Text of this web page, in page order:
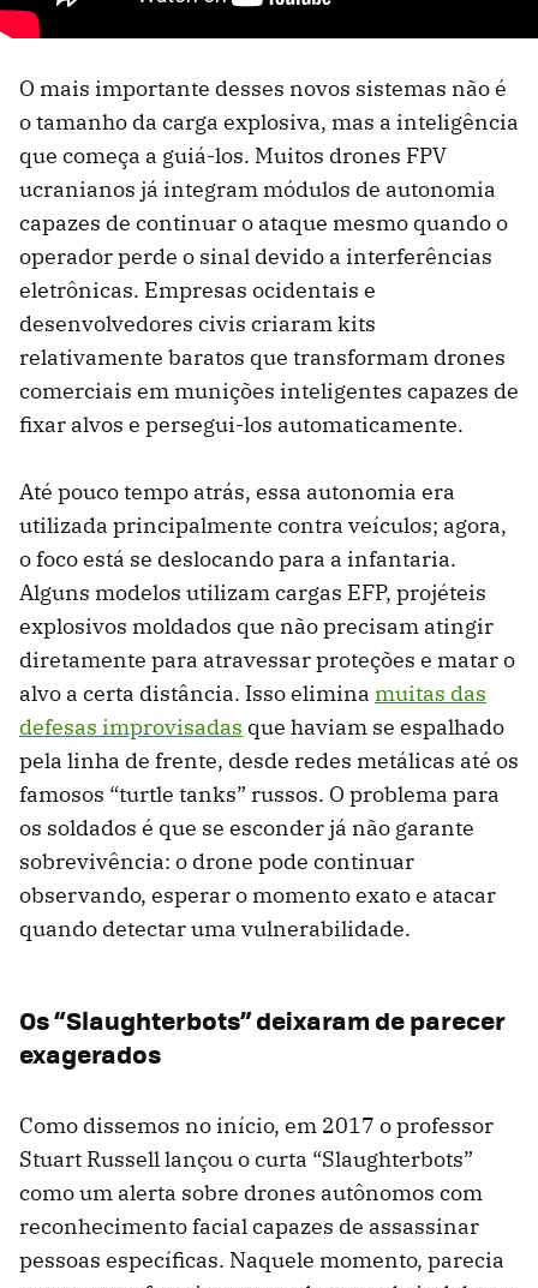
O mais importante desses novos sistemas não é
o tamanho da carga explosiva, mas a inteligência
que começa a guiá-los. Muitos drones FPV
ucranianos já integram módulos de autonomia
capazes de continuar o ataque mesmo quando o
operador perde o sinal devido a interferências
eletrônicas. Empresas ocidentais e
desenvolvedores civis criaram kits
relativamente baratos que transformam drones
comerciais em munições inteligentes capazes de
fixar alvos e persegui-los automaticamente.
Até pouco tempo atrás, essa autonomia era
utilizada principalmente contra veículos; agora,
o foco está se deslocando para a infantaria.
Alguns modelos utilizam cargas EFP, projéteis
explosivos moldados que não precisam atingir
diretamente para atravessar proteções e matar o
alvo a certa distância. Isso elimina muitas das
defesas improvisadas que haviam se espalhado
pela linha de frente, desde redes metálicas até os
famosos “turtle tanks” russos. O problema para
os soldados é que se esconder já não garante
sobrevivência: o drone pode continuar
observando, esperar o momento exato e atacar
quando detectar uma vulnerabilidade.
Os “Slaughterbots” deixaram de parecer
exagerados
Como dissemos no início, em 2017 o professor
Stuart Russell lançou o curta “Slaughterbots”
como um alerta sobre drones autônomos com
reconhecimento facial capazes de assassinar
pessoas específicas. Naquele momento, parecia